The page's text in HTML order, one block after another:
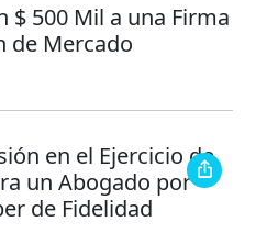
$ 500 Mil a una Firma
de Mercado
en el Ejercicio de
un Abogado por
de Fidelidad